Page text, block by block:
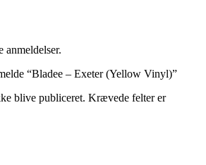
anmeldelser.
“Bladee – Exeter (Yellow Vinyl)”
blive publiceret. Krævede felter er